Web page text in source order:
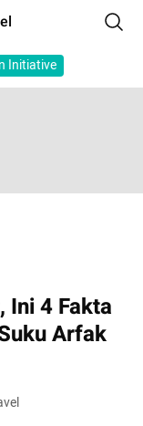
Initiative
Ini 4 Fakta
Arfak